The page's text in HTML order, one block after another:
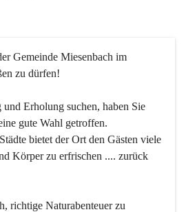
Gemeinde Miesenbach im
zu dürfen!
und Erholung suchen, haben Sie
gute Wahl getroffen.
bietet der Ort den Gästen viele
Körper zu erfrischen .... zurück
richtige Naturabenteuer zu